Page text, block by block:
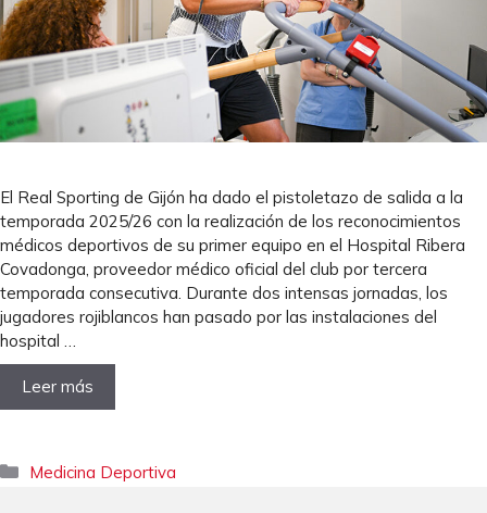
El Real Sporting de Gijón ha dado el pistoletazo de salida a la
temporada 2025/26 con la realización de los reconocimientos
médicos deportivos de su primer equipo en el Hospital Ribera
Covadonga, proveedor médico oficial del club por tercera
temporada consecutiva. Durante dos intensas jornadas, los
jugadores rojiblancos han pasado por las instalaciones del
hospital …
Leer más
Categorías
Medicina Deportiva